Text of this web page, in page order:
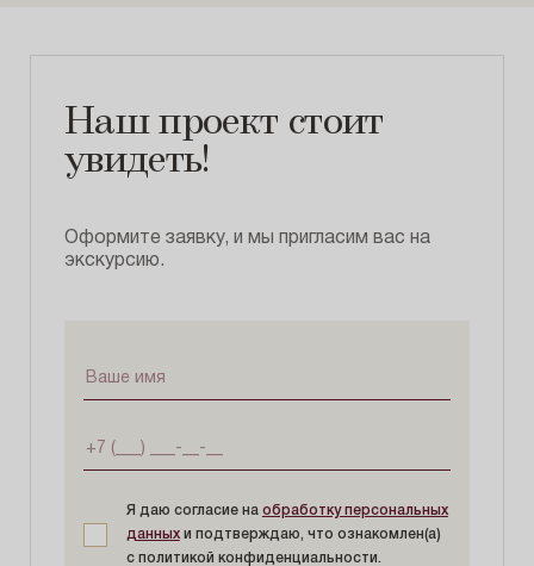
Наш проект стоит
увидеть!
Оформите заявку, и мы пригласим вас на
экскурсию.
Я даю согласие на обработку персональных
данныхи подтверждаю, что ознакомлен(а)
с политикой конфиденциальности.